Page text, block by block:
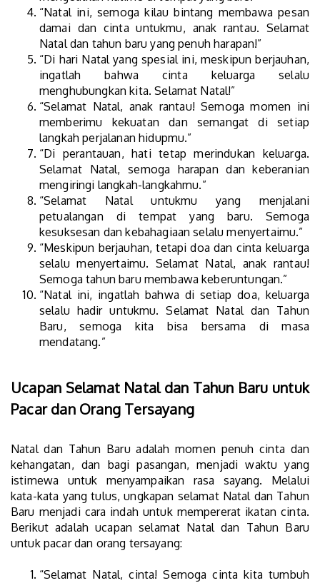
“Natal ini, semoga kilau bintang membawa pesan
damai dan cinta untukmu, anak rantau. Selamat
Natal dan tahun baru yang penuh harapan!”
“Di hari Natal yang spesial ini, meskipun berjauhan,
ingatlah bahwa cinta keluarga selalu
menghubungkan kita. Selamat Natal!”
“Selamat Natal, anak rantau! Semoga momen ini
memberimu kekuatan dan semangat di setiap
langkah perjalanan hidupmu.”
“Di perantauan, hati tetap merindukan keluarga.
Selamat Natal, semoga harapan dan keberanian
mengiringi langkah-langkahmu.”
“Selamat Natal untukmu yang menjalani
petualangan di tempat yang baru. Semoga
kesuksesan dan kebahagiaan selalu menyertaimu.”
“Meskipun berjauhan, tetapi doa dan cinta keluarga
selalu menyertaimu. Selamat Natal, anak rantau!
Semoga tahun baru membawa keberuntungan.”
“Natal ini, ingatlah bahwa di setiap doa, keluarga
selalu hadir untukmu. Selamat Natal dan Tahun
Baru, semoga kita bisa bersama di masa
mendatang.”
Ucapan Selamat Natal dan Tahun Baru untuk
Pacar dan Orang Tersayang
Natal dan Tahun Baru adalah momen penuh cinta dan
kehangatan, dan bagi pasangan, menjadi waktu yang
istimewa untuk menyampaikan rasa sayang. Melalui
kata-kata yang tulus, ungkapan selamat Natal dan Tahun
Baru menjadi cara indah untuk mempererat ikatan cinta.
Berikut adalah ucapan selamat Natal dan Tahun Baru
untuk pacar dan orang tersayang:
“Selamat Natal, cinta! Semoga cinta kita tumbuh